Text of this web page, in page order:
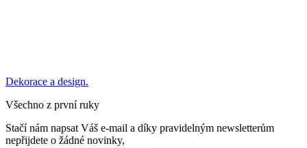
Dekorace a design.
Všechno z první ruky
Stačí nám napsat Váš e-mail a díky pravidelným newsletterům
nepřijdete o žádné novinky,